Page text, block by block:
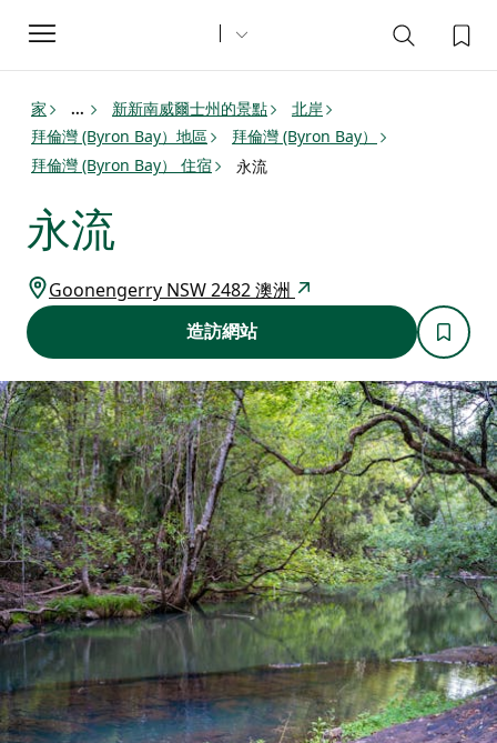
Toggle
navigation
家 ... 新新南威爾士州的景點
北岸
拜倫灣 (Byron Bay）地區
拜倫灣 (Byron Bay）
拜倫灣 (Byron Bay） 住宿
永流
永流
Goonengerry NSW 2482 澳洲
造訪網站